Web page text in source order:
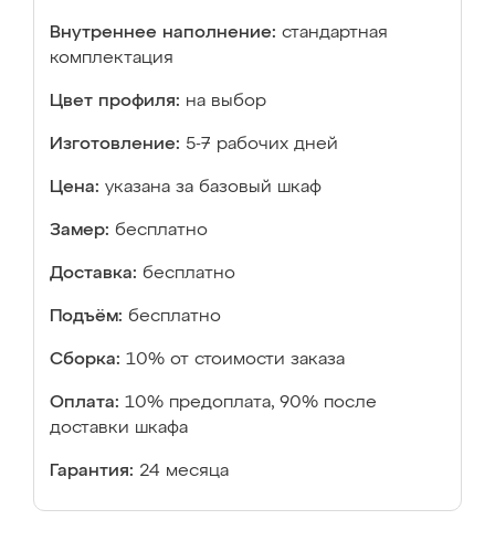
Внутреннее наполнение: стандартная
комплектация
Цвет профиля: на выбор
Изготовление: 5-7 рабочих дней
Цена: указана за базовый шкаф
Замер: бесплатно
Доставка: бесплатно
Подъём: бесплатно
Сборка: 10% от стоимости заказа
Оплата: 10% предоплата, 90% после
доставки шкафа
Гарантия: 24 месяца